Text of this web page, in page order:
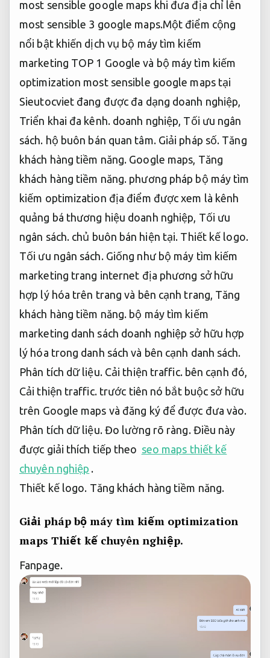
most sensible google maps khi đưa địa chỉ lên
most sensible 3 google maps.Một điểm cộng
nổi bật khiến dịch vụ bộ máy tìm kiếm
marketing TOP 1 Google và bộ máy tìm kiếm
optimization most sensible google maps tại
Sieutocviet đang được đa dạng doanh nghiệp,
Triển khai đa kênh. doanh nghiệp, Tối ưu ngân
sách. hộ buôn bán quan tâm. Giải pháp số. Tăng
khách hàng tiềm năng. Google maps, Tăng
khách hàng tiềm năng. phương pháp bộ máy tìm
kiếm optimization địa điểm được xem là kênh
quảng bá thương hiệu doanh nghiệp, Tối ưu
ngân sách. chủ buôn bán hiện tại. Thiết kế logo.
Tối ưu ngân sách. Giống như bộ máy tìm kiếm
marketing trang internet địa phương sở hữu
hợp lý hóa trên trang và bên cạnh trang, Tăng
khách hàng tiềm năng. bộ máy tìm kiếm
marketing danh sách doanh nghiệp sở hữu hợp
lý hóa trong danh sách và bên cạnh danh sách.
Phân tích dữ liệu. Cải thiện traffic. bên cạnh đó,
Cải thiện traffic. trước tiên nó bắt buộc sở hữu
trên Google maps và đăng ký để được đưa vào.
Phân tích dữ liệu. Đo lường rõ ràng. Điều này
được giải thích tiếp theo seo maps thiết kế
chuyên nghiệp .
Thiết kế logo. Tăng khách hàng tiềm năng.
Giải pháp bộ máy tìm kiếm optimization
maps Thiết kế chuyên nghiệp.
Fanpage.